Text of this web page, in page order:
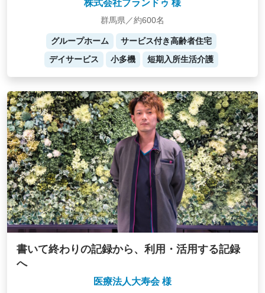
株式会社プランドゥ 様
群馬県／約600名
グループホーム
サービス付き高齢者住宅
デイサービス
小多機 短期入所生活介護
書いて終わりの記録から、利用・活用する記録
へ
医療法人大寿会 様